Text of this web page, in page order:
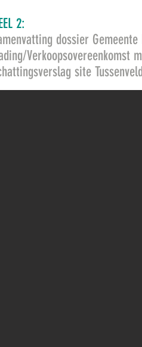
2:
dossier
Verkoopsovereenkomst
site Tussenveld